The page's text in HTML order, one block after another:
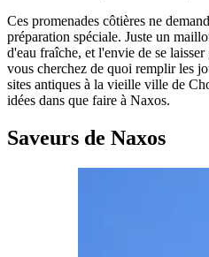
Ces promenades côtières ne
préparation spéciale. Juste un
d'eau fraîche, et l'envie de se
vous cherchez de quoi remplir les
sites antiques à la vieille ville de
idées dans que faire à Naxos.
Saveurs de Naxos